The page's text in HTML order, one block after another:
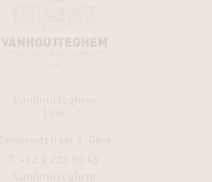
Vanhoutteghem
Time
Dampoortstraat 1, Gent
T. +32 9 225 50 45
Vanhoutteghem